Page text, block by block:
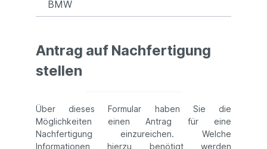
BMW
Antrag auf Nachfertigung
stellen
Über dieses Formular haben Sie die
Möglichkeiten einen Antrag für eine
Nachfertigung einzureichen. Welche
Informationen hierzu benötigt werden